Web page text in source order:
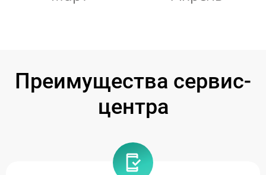
Преимущества сервис-
центра